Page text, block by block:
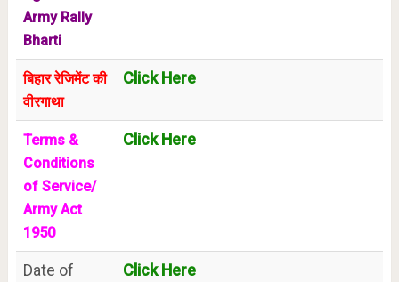
Army Rally
Bharti
बिहार रेजिमेंट की
वीरगाथा
Click Here
Terms &
Conditions
of Service/
Army Act
1950
Click Here
Date of
Click Here